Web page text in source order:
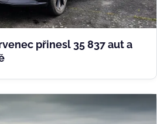
přinesl 35 837 aut a